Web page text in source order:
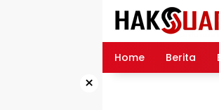
Home Berita
×